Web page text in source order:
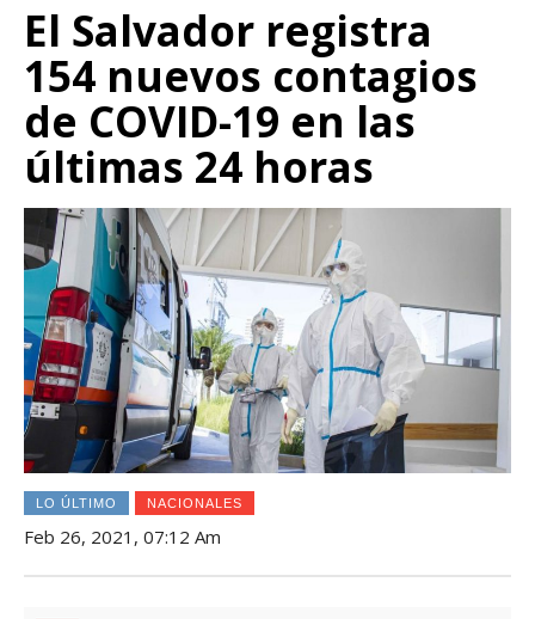
El Salvador registra
154 nuevos contagios
de COVID-19 en las
últimas 24 horas
LO ÚLTIMO NACIONALES
Feb 26, 2021, 07:12 Am